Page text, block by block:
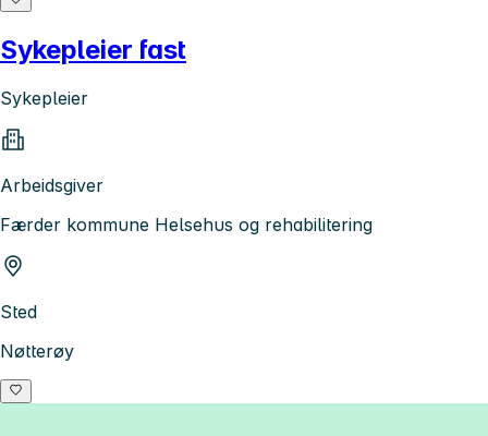
Sykepleier fast
Sykepleier
Arbeidsgiver
Færder kommune Helsehus og rehabilitering
Sted
Nøtterøy